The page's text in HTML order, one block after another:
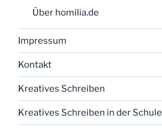
Über homilia.de
Impressum
Kontakt
Kreatives Schreiben
Kreatives Schreiben in der Schule